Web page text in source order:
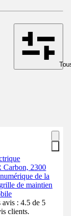
2300
de la
de maintien
avis : 4.5 de 5
clients.